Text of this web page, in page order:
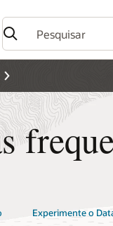
Experimente o